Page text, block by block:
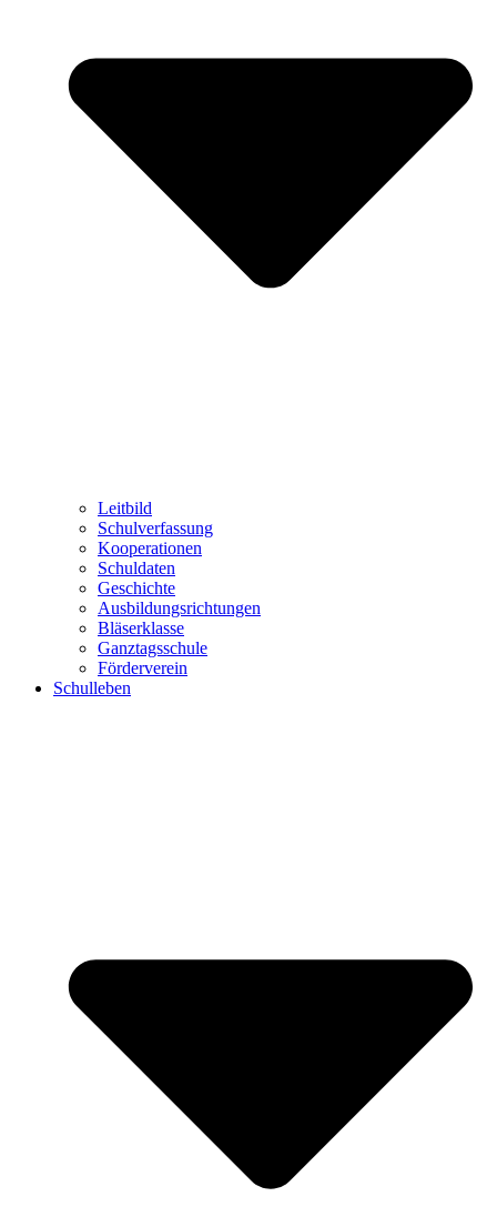
Leitbild
Schulverfassung
Kooperationen
Schuldaten
Geschichte
Ausbildungsrichtungen
Bläserklasse
Ganztagsschule
Förderverein
Schulleben